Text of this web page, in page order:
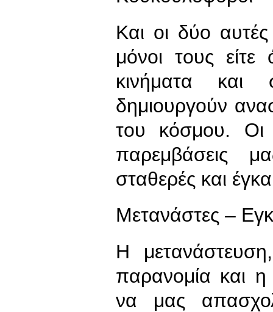
Και οι δύο
μόνοι τους
κινήματα
δημιουργούν
του κόσμου. Οι
παρεμβάσεις
σταθερές και
Μετανάστες –
Η
παρανομία και
να μας